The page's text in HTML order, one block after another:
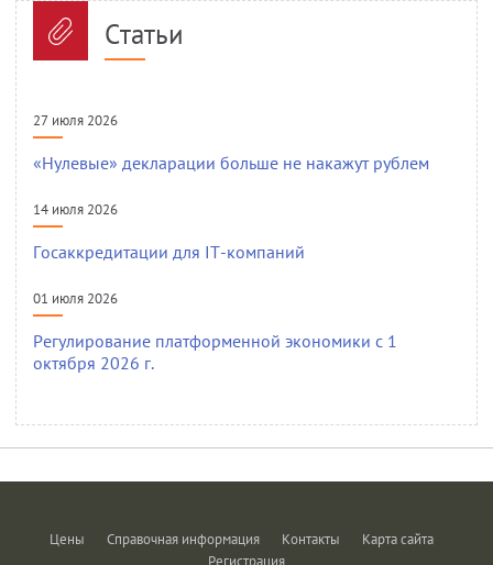
Статьи
27 июля 2026
«Нулевые» декларации больше не накажут рублем
14 июля 2026
Госаккредитации для IT-компаний
01 июля 2026
Регулирование платформенной экономики с 1
октября 2026 г.
Цены Справочная информация Контакты
Карта сайта
Регистрация